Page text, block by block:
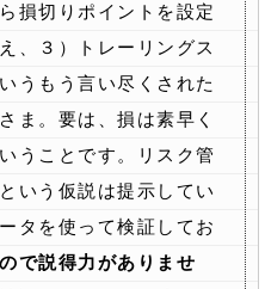
損切りポイントを設定
、３）トレーリングス
うもう言い尽くされた
ま。要は、損は素早く
うことです。リスク管
いう仮説は提示してい
タを使って検証してお
で説得力がありませ